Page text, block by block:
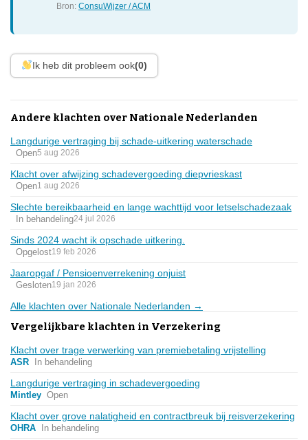
Bron:ConsuWijzer / ACM
Ik heb dit probleem ook(0)
Andere klachten over Nationale Nederlanden
Langdurige vertraging bij schade-uitkering waterschade
Open5 aug 2026
Klacht over afwijzing schadevergoeding diepvrieskast
Open1 aug 2026
Slechte bereikbaarheid en lange wachttijd voor letselschadezaak
In behandeling24 jul 2026
Sinds 2024 wacht ik opschade uitkering.
Opgelost19 feb 2026
Jaaropgaf / Pensioenverrekening onjuist
Gesloten19 jan 2026
Alle klachten over Nationale Nederlanden →
Vergelijkbare klachten in Verzekering
Klacht over trage verwerking van premiebetaling vrijstelling
ASR In behandeling
Langdurige vertraging in schadevergoeding
Mintley Open
Klacht over grove nalatigheid en contractbreuk bij reisverzekering
OHRA In behandeling